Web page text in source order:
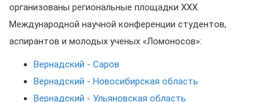
организованы региональные площадки XXX
Международной научной конференции студентов,
аспирантов и молодых ученых «Ломоносов»:
Вернадский - Саров
Вернадский - Новосибирская область
Вернадский - Ульяновская область